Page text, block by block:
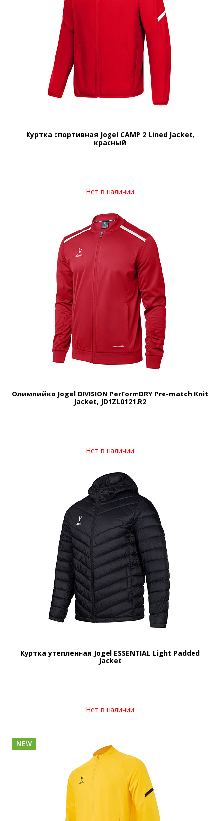
Куртка спортивная Jogel CAMP 2 Lined Jacket,
красный
Нет в наличии
Олимпийка Jogel DIVISION PerFormDRY Pre-match Knit
Jacket, JD1ZL0121.R2
Нет в наличии
Куртка утепленная Jogel ESSENTIAL Light Padded
Jacket
Нет в наличии
NEW